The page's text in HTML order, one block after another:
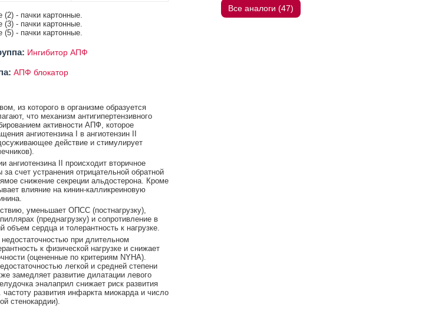
(2) - пачки картонные.
(3) - пачки картонные.
(5) - пачки картонные.
Ингибитор АПФ
АПФ блокатор
из которого в организме образуется
что механизм антигипертензивного
активности АПФ, которое
ангиотензина I в ангиотензин II
действие и стимулирует
ангиотензина II происходит вторичное
счет устранения отрицательной обратной
снижение секреции альдостерона. Кроме
влияние на кинин-калликреиновую
уменьшает ОПСС (постнагрузку),
(преднагрузку) и сопротивление в
сердца и толерантность к нагрузке.
при длительном
к физической нагрузке и снижает
(оцененные по критериям NYHA).
легкой и средней степени
замедляет развитие дилатации левого
эналаприл снижает риск развития
развития инфаркта миокарда и число
стенокардии).
Все аналоги (47)